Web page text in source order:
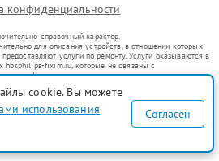
конфиденциальности
справочный характер.
для описания устройств, в отношении которых
услуги по ремонту. Услуги оказываются в
hbr.philips-fixim.ru, которые не связаны с
их официальными представителями.
уже введенных в гражданский оборот в соответствии
цели индивидуализации услуг или введения
для информирования о предоставляемых услугах по
является публичной офертой, определяемой
кодекса РФ
cookie. Вы можете
использования
Согласен